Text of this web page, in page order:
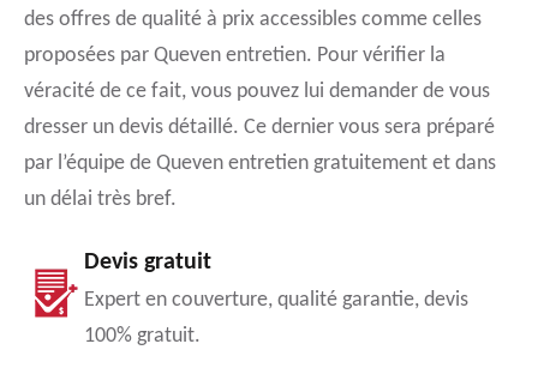
des offres de qualité à prix accessibles comme celles
proposées par Queven entretien. Pour vérifier la
véracité de ce fait, vous pouvez lui demander de vous
dresser un devis détaillé. Ce dernier vous sera préparé
par l’équipe de Queven entretien gratuitement et dans
un délai très bref.
Devis gratuit
Expert en couverture, qualité garantie, devis
100% gratuit.